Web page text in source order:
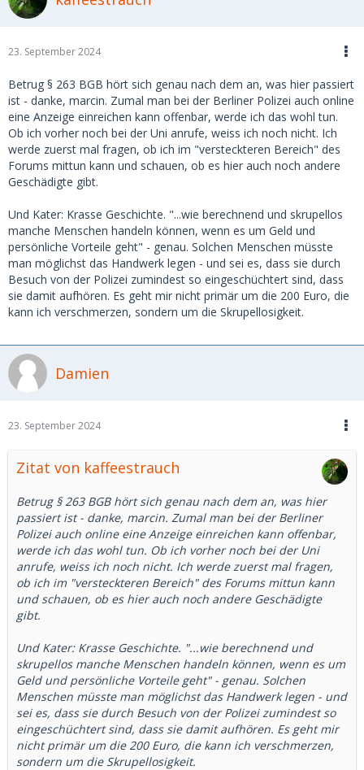
WhatsApp schrieb sie mir dann unverblümt, sie würde mir
Namen, ihre Adresse und sogar ihren Mietvertrag in meinen
Unterlagen hatte. Doch das schien sie keineswegs zu
beeindrucken. Ihre Reaktion war kühl und abweisend: Ich
solle froh sein, wenn ich überhaupt etwas von meinem Geld
zurückbekomme – und das frühestens in einem Jahr.
Daraufhin erstattete ich Anzeige und leitete ein
sendete ich eine Kopie an die Hausverwaltung. Nur kurze
Zeit später war das überwiesene Geld wieder auf meinem
Konto. Was ich damit verdeutlichen möchte, ist, dass sie fest
davon ausging, dass ich früher oder später aufgeben würde
– aus mildtätigen Gründen, weil ich nicht an den Erfolg
glaubte, oder aus welchen Motiven auch immer.
zumindest eine sehr ähnliche Masche – bereits unzählige
Male erfolgreich durchgezogen hat. Vielleicht entdeckst du
Parallelen zu deinen eigenen Erlebnissen. Es zeigt sich
immer wieder, wie berechnend und skrupellos manche
persönliche Vorteile geht.
23. September 2024
Betrug § 263 BGB hört sich genau nach dem an, was hier passiert
ist - danke, marcin. Zumal man bei der Berliner Polizei auch online
eine Anzeige einreichen kann offenbar, werde ich das wohl tun.
Ob ich vorher noch bei der Uni anrufe, weiss ich noch nicht. Ich
werde zuerst mal fragen, ob ich im "versteckteren Bereich" des
Forums mittun kann und schauen, ob es hier auch noch andere
Geschädigte gibt.
Und Kater: Krasse Geschichte. "...wie berechnend und skrupellos
manche Menschen handeln können, wenn es um Geld und
persönliche Vorteile geht" - genau. Solchen Menschen müsste
man möglichst das Handwerk legen - und sei es, dass sie durch
Besuch von der Polizei zumindest so eingeschüchtert sind, dass
sie damit aufhören. Es geht mir nicht primär um die 200 Euro, die
kann ich verschmerzen, sondern um die Skrupellosigkeit.
Damien
23. September 2024
Zitat von kaffeestrauch
Betrug § 263 BGB hört sich genau nach dem an, was hier
passiert ist - danke, marcin. Zumal man bei der Berliner
Polizei auch online eine Anzeige einreichen kann offenbar,
werde ich das wohl tun. Ob ich vorher noch bei der Uni
anrufe, weiss ich noch nicht. Ich werde zuerst mal fragen,
ob ich im "versteckteren Bereich" des Forums mittun kann
und schauen, ob es hier auch noch andere Geschädigte
gibt.
Und Kater: Krasse Geschichte. "...wie berechnend und
skrupellos manche Menschen handeln können, wenn es um
Geld und persönliche Vorteile geht" - genau. Solchen
Menschen müsste man möglichst das Handwerk legen - und
sei es, dass sie durch Besuch von der Polizei zumindest so
eingeschüchtert sind, dass sie damit aufhören. Es geht mir
nicht primär um die 200 Euro, die kann ich verschmerzen,
sondern um die Skrupellosigkeit.